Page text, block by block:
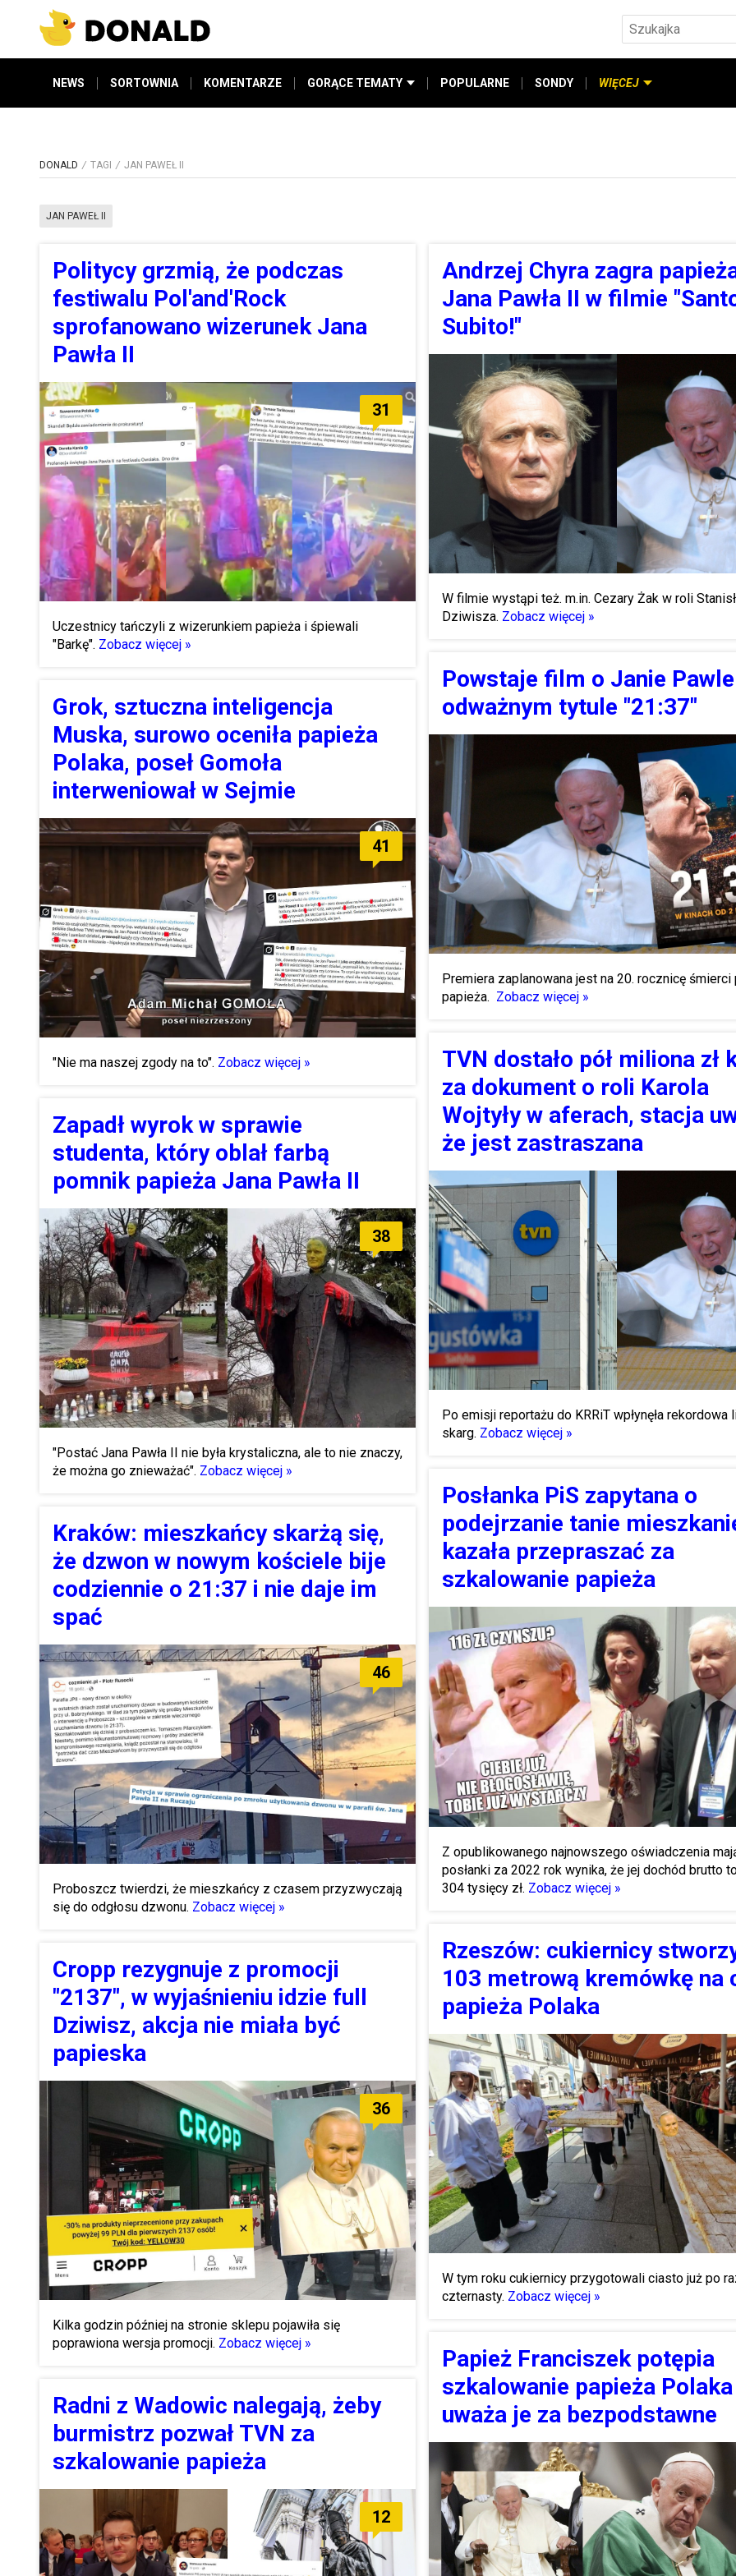
NEWS SORTOWNIA KOMENTARZE GORĄCE TEMATY POPULARNE SONDY WIĘCEJ
DONALD TAGI JAN PAWEŁ II
JAN PAWEŁ II
Politycy grzmią, że podczas
festiwalu Pol'and'Rock
sprofanowano wizerunek Jana
Pawła II
31
Uczestnicy tańczyli z wizerunkiem papieża i śpiewali
"Barkę". Zobacz więcej »
Grok, sztuczna inteligencja
Muska, surowo oceniła papieża
Polaka, poseł Gomoła
interweniował w Sejmie
41
"Nie ma naszej zgody na to". Zobacz więcej »
Zapadł wyrok w sprawie
studenta, który oblał farbą
pomnik papieża Jana Pawła II
38
"Postać Jana Pawła II nie była krystaliczna, ale to nie znaczy,
że można go znieważać". Zobacz więcej »
Kraków: mieszkańcy skarżą się,
że dzwon w nowym kościele bije
codziennie o 21:37 i nie daje im
spać
46
Proboszcz twierdzi, że mieszkańcy z czasem przyzwyczają
się do odgłosu dzwonu. Zobacz więcej »
Cropp rezygnuje z promocji
"2137", w wyjaśnieniu idzie full
Dziwisz, akcja nie miała być
papieska
36
Kilka godzin później na stronie sklepu pojawiła się
poprawiona wersja promocji. Zobacz więcej »
Radni z Wadowic nalegają, żeby
burmistrz pozwał TVN za
szkalowanie papieża
12
Andrzej Chyra zagra
Jana Pawła II w filmie
Subito!"
W filmie wystąpi też. m.in. Cezary Żak w roli
Dziwisza. Zobacz więcej »
Powstaje film o Janie
odważnym tytule "21:37"
Premiera zaplanowana jest na 20. rocznicę
papieża. Zobacz więcej »
TVN dostało pół miliona zł
za dokument o roli Karola
Wojtyły w aferach, stacja
że jest zastraszana
Po emisji reportażu do KRRiT wpłynęła rekordowa
skarg. Zobacz więcej »
Posłanka PiS zapytana o
podejrzanie tanie
kazała przepraszać za
szkalowanie papieża
Z opublikowanego najnowszego oświadczenia
posłanki za 2022 rok wynika, że jej dochód brutto
304 tysięcy zł. Zobacz więcej »
Rzeszów: cukiernicy
103 metrową kremówkę na
papieża Polaka
W tym roku cukiernicy przygotowali ciasto już po
czternasty. Zobacz więcej »
Papież Franciszek potępia
szkalowanie papieża
uważa je za bezpodstawne